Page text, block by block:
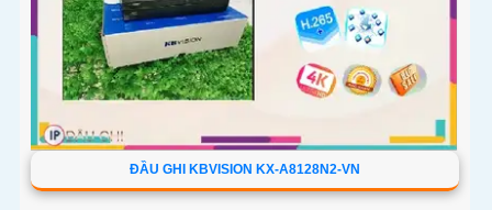
ĐẦU GHI KBVISION KX-A8128N2-VN